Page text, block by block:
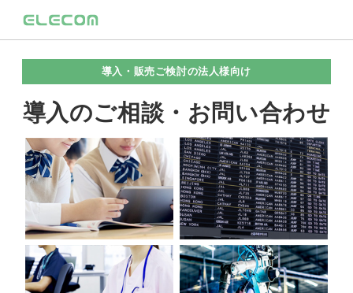
導入・販売ご検討の法人様向け
導入のご相談・お問い合わせ